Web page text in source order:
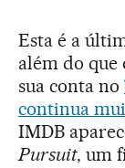
Esta é a
além do
sua conta no
continua
IMDB
Pursuit, um